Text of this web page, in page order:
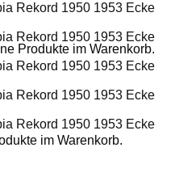
Produkte im Warenkorb.
im Warenkorb.